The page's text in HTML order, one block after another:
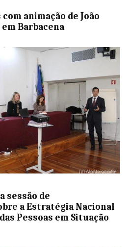
animação de João
Barbacena
sessão de
a Estratégia Nacional
Pessoas em Situação